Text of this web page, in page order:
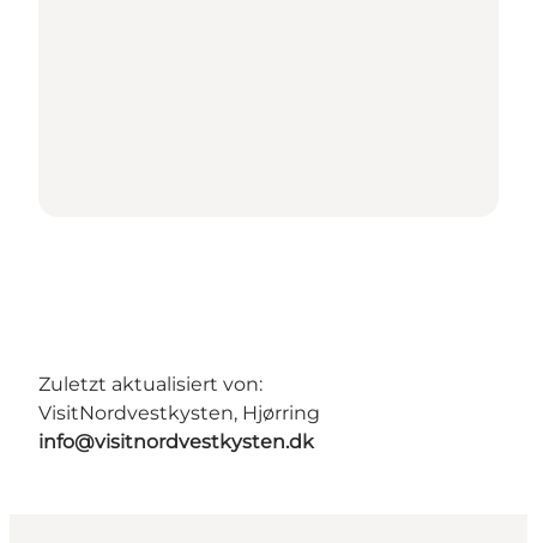
Zuletzt aktualisiert von:
VisitNordvestkysten, Hjørring
info@visitnordvestkysten.dk